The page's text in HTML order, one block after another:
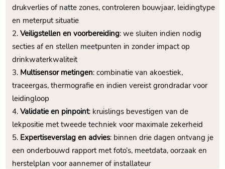
drukverlies of natte zones, controleren bouwjaar, leidingtype
en meterput situatie
Veiligstellen en voorbereiding: we sluiten indien nodig
secties af en stellen meetpunten in zonder impact op
drinkwaterkwaliteit
Multisensor metingen: combinatie van akoestiek,
traceergas, thermografie en indien vereist grondradar voor
leidingloop
Validatie en pinpoint: kruislings bevestigen van de
lekpositie met tweede techniek voor maximale zekerheid
Expertiseverslag en advies: binnen drie dagen ontvang je
een onderbouwd rapport met foto’s, meetdata, oorzaak en
herstelplan voor aannemer of installateur